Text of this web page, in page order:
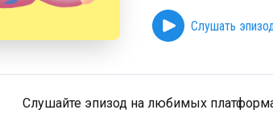
Слушать
Слушайте эпизод на любимых